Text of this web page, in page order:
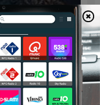
Uncanny Storyteller